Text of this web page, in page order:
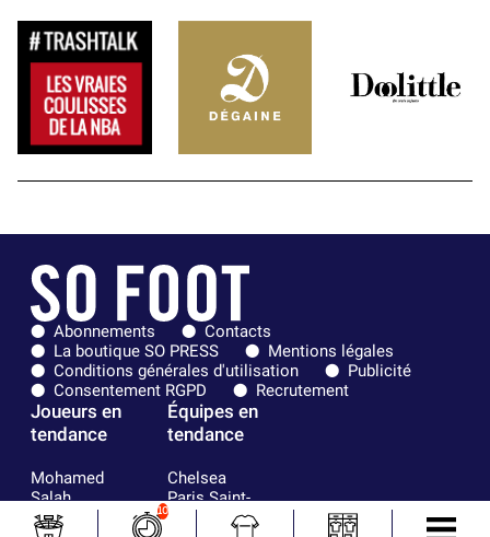
Abonnements
Contacts
La boutique SO PRESS
Mentions légales
Conditions générales d'utilisation
Publicité
Consentement RGPD
Recrutement
Joueurs en
tendance
Mohamed
Salah
Mykhailo
Équipes en
tendance
Chelsea
Paris Saint-
Germain
10